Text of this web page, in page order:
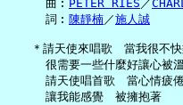
     曲︰
PETER RIES ／
     詞︰
陳靜楠／施人誠
＊請天使來唱歌　當我很不
很需要一些什麼好讓心被
請天使唱首歌　當心情疲
     讓我能感覺　被擁抱著